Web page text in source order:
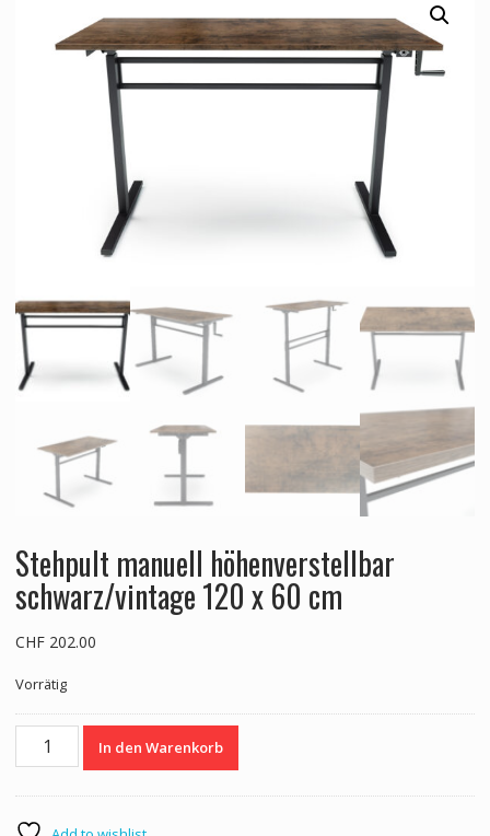
Stehpult manuell höhenverstellbar
schwarz/vintage 120 x 60 cm
CHF202.00
Vorrätig
Stehpult
manuell
In den Warenkorb